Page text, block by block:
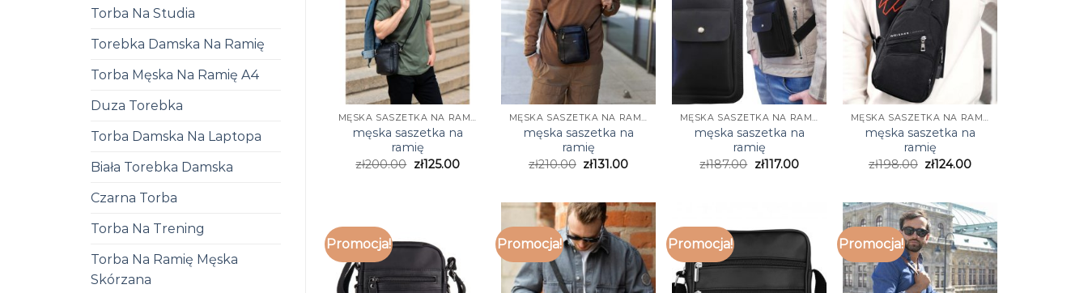
Torba Na Studia
Torebka Damska Na Ramię
Torba Męska Na Ramię A4
Duza Torebka
Torba Damska Na Laptopa
Biała Torebka Damska
Czarna Torba
Torba Na Trening
Torba Na Ramię Męska
Skórzana
MĘSKA SASZETKA NA RAMIĘ
męska saszetka na
ramię
zł200.00 zł125.00
MĘSKA SASZETKA NA RAMIĘ
męska saszetka na
ramię
zł210.00 zł131.00
MĘSKA SASZETKA NA RAMIĘ
męska saszetka na
ramię
zł187.00 zł117.00
MĘSKA SASZETKA NA RAMIĘ
męska saszetka na
ramię
zł198.00 zł124.00
Promocja! Promocja! Promocja! Promocja!